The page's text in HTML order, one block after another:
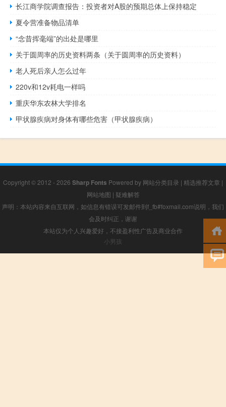
长江商学院调查报告：投资者对A股的预期总体上保持稳定
夏令营准备物品清单
“念昔挥毫端”的出处是哪里
关于圆周率的历史资料两条（关于圆周率的历史资料）
老人死后亲人怎么过年
220v和12v耗电一样吗
重庆华东农林大学排名
甲状腺疾病对身体有哪些危害（甲状腺疾病）
Copyright © 2012 - 2026 Sharp Fonts Powered by 网站分类目录 | 精选推荐文章 |
网站地图 | 疑难解答
声明：本站内容来自互联网，如信息有错误可发邮件到f_fb#foxmail.com说明，我们
会及时纠正，谢谢
本站仅为个人兴趣爱好，不接盈利性广告及商业合作
小男孩